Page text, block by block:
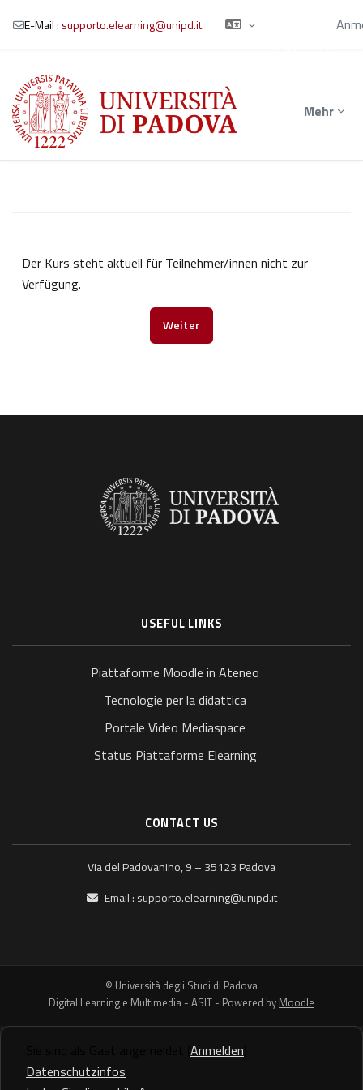
Zum Hauptinhalt
E-Mail : supporto.elearning@unipd.it
Mehr
Der Kurs steht aktuell für Teilnehmer/innen nicht zur
Verfügung.
Weiter
USEFUL LINKS
Piattaforme Moodle in Ateneo
Tecnologie per la didattica
Portale Video Mediaspace
Status Piattaforme Elearning
CONTACT US
Via del Padovanino, 9 – 35123 Padova
Email : supporto.elearning@unipd.it
© Università degli Studi di Padova
Digital Learning e Multimedia - ASIT - Powered by Moodle
Anmelden
Datenschutzinfos